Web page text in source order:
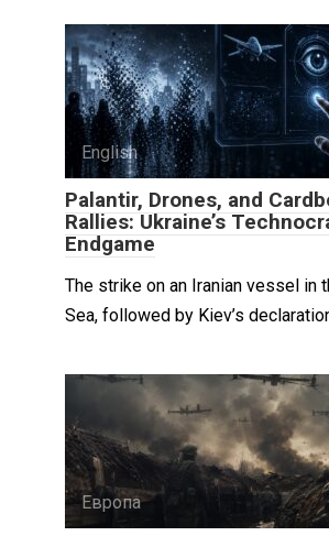
English
Palantir, Drones, and
Rallies: Ukraine’s
Endgame
The strike on an Iranian vessel in
Sea, followed by Kiev’s
Европа